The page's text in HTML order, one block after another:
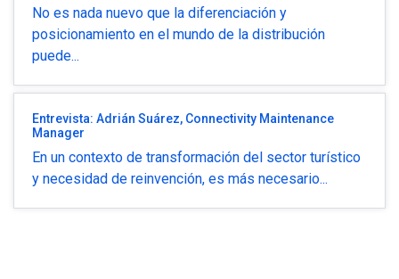
No es nada nuevo que la diferenciación y
posicionamiento en el mundo de la distribución
puede...
Entrevista: Adrián Suárez, Connectivity Maintenance
Manager
En un contexto de transformación del sector turístico
y necesidad de reinvención, es más necesario...